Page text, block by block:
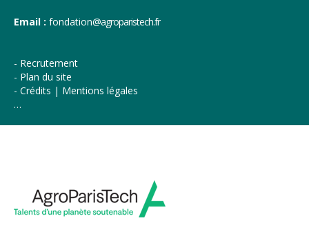
Email : fondation@agroparistech.fr
Recrutement
Plan du site
Crédits | Mentions légales
…